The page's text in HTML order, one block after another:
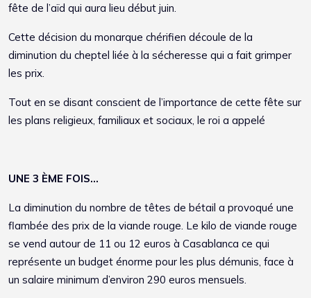
fête de l’aïd qui aura lieu début juin.
Cette décision du monarque chérifien découle de la
diminution du cheptel liée à la sécheresse qui a fait grimper
les prix.
Tout en se disant conscient de l’importance de cette fête sur
les plans religieux, familiaux et sociaux, le roi a appelé
UNE 3 ÈME FOIS…
La diminution du nombre de têtes de bétail a provoqué une
flambée des prix de la viande rouge. Le kilo de viande rouge
se vend autour de 11 ou 12 euros à Casablanca ce qui
représente un budget énorme pour les plus démunis, face à
un salaire minimum d’environ 290 euros mensuels.